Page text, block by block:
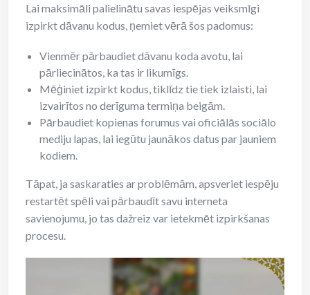
Lai maksimāli palielinātu savas iespējas veiksmīgi
izpirkt dāvanu kodus, ņemiet vērā šos padomus:
Vienmēr pārbaudiet dāvanu koda avotu, lai
pārliecinātos, ka tas ir likumīgs.
Mēģiniet izpirkt kodus, tiklīdz tie tiek izlaisti, lai
izvairītos no derīguma termiņa beigām.
Pārbaudiet kopienas forumus vai oficiālās sociālo
mediju lapas, lai iegūtu jaunākos datus par jauniem
kodiem.
Tāpat, ja saskaraties ar problēmām, apsveriet iespēju
restartēt spēli vai pārbaudīt savu interneta
savienojumu, jo tas dažreiz var ietekmēt izpirkšanas
procesu.